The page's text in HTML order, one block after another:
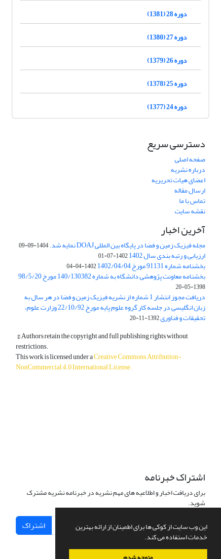
این وب سایت از کوکی ها برای اطمینان از ارائه بهترین
خدمات استفاده می کند.
دوره 28 (1381)
دوره 27 (1380)
دوره 26 (1379)
دوره 25 (1378)
دوره 24 (1377)
دسترسی سریع
صفحه اصلی
درباره نشریه
اعضای هیات تحریریه
ارسال مقاله
تماس با ما
نقشه سایت
آخرین اخبار
مجله فیزیک زمین و فضا در پایگاه بین المللی DOAJ نمایه شد. 1404-09-09
ارزیابی و رتبه بندی سال 1402 1402-07-01
بخشنامه شماره 91131 مورخ 1402/04/04 1402-04-04
بخشنامه معاونت پژوهشی دانشگاه به شماره 140/130382 مورخ 98/5/20
1398-05-20
دریافت مجوز انتشار 1 شماره از نشریه فیزیک زمین و فضا در هر سال به
زبان انگلیسی در جلسه کار گروه علوم پایه مورخ 22/10/92 وزارت علوم،
تحقیقات و فناوری1392-11-20
© Authors retain the copyright and full publishing rights without
restrictions.
This work is licensed under aCreative Commons Attribution-
NonCommercial 4.0 International License.
اشتراک خبرنامه
برای دریافت اخبار و اطلاعیه های مهم نشریه در خبرنامه نشریه مشترک
شوید.
اشتراک